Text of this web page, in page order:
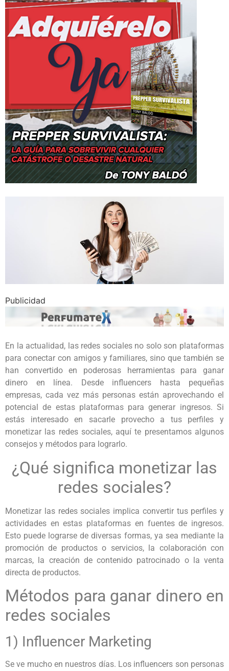
Publicidad
En la actualidad, las redes sociales no solo son plataformas
para conectar con amigos y familiares, sino que también se
han convertido en poderosas herramientas para ganar
dinero en línea. Desde influencers hasta pequeñas
empresas, cada vez más personas están aprovechando el
potencial de estas plataformas para generar ingresos. Si
estás interesado en sacarle provecho a tus perfiles y
monetizar las redes sociales, aquí te presentamos algunos
consejos y métodos para lograrlo.
¿Qué significa monetizar las
redes sociales?
Monetizar las redes sociales implica convertir tus perfiles y
actividades en estas plataformas en fuentes de ingresos.
Esto puede lograrse de diversas formas, ya sea mediante la
promoción de productos o servicios, la colaboración con
marcas, la creación de contenido patrocinado o la venta
directa de productos.
Métodos para ganar dinero en
redes sociales
1) Influencer Marketing
Se ve mucho en nuestros días. Los influencers son personas